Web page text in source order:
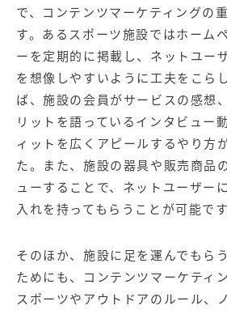
で、コンテンツマーケティングの
す。あるスポーツ施設ではホーム
ーを定期的に掲載し、ネットユー
を想像しやすいように工夫をこら
ば、施設の会員がサービスの感想
リットを語っているインタビュー
ィットを広くアピールするやり方
た。また、施設の器具や販売商品
ューすることで、ネットユーザー
入れを持ってもらうことが可能です
そのほか、施設に足を運んでもら
ためにも、コンテンツマーケティ
スポーツやアウトドアのルール、